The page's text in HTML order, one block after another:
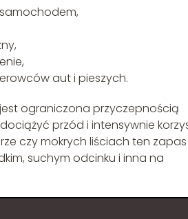
aut i pieszych.
jest ograniczona przyczepnością
przód i intensywnie
czy mokrych liściach ten
suchym odcinku i inna na